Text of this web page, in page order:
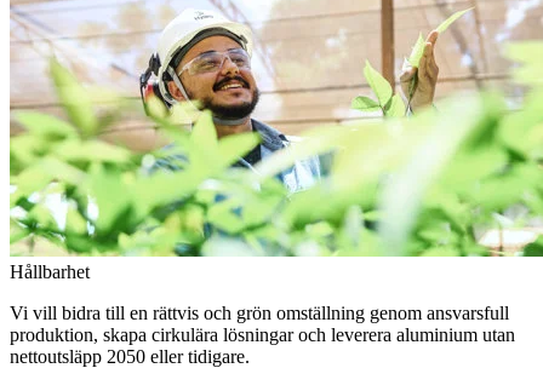
Hållbarhet
Vi vill bidra till en rättvis och grön omställning genom ansvarsfull
produktion, skapa cirkulära lösningar och leverera aluminium utan
nettoutsläpp 2050 eller tidigare.